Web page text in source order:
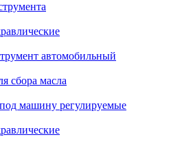
автомобильный
сбора масла
машину регулируемые